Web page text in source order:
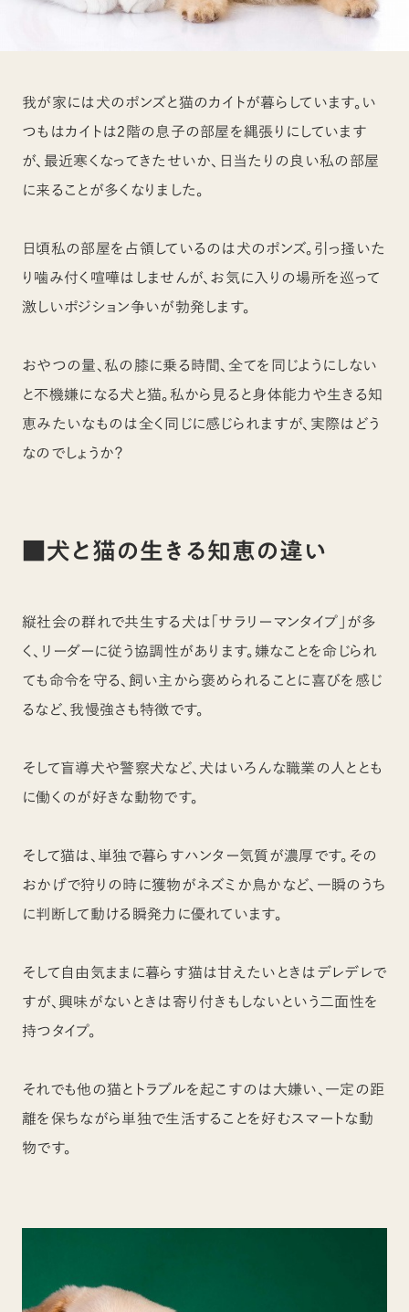
我が家には犬のポンズと猫のカイトが暮らしています。い
つもはカイトは2階の息子の部屋を縄張りにしています
が、最近寒くなってきたせいか、日当たりの良い私の部屋
に来ることが多くなりました。
日頃私の部屋を占領しているのは犬のポンズ。引っ掻いた
り噛み付く喧嘩はしませんが、お気に入りの場所を巡って
激しいポジション争いが勃発します。
おやつの量、私の膝に乗る時間、全てを同じようにしない
と不機嫌になる犬と猫。私から見ると身体能力や生きる知
恵みたいなものは全く同じに感じられますが、実際はどう
なのでしょうか？
■犬と猫の生きる知恵の違い
縦社会の群れで共生する犬は「サラリーマンタイプ」が多
く、リーダーに従う協調性があります。嫌なことを命じられ
ても命令を守る、飼い主から褒められることに喜びを感じ
るなど、我慢強さも特徴です。
そして盲導犬や警察犬など、犬はいろんな職業の人ととも
に働くのが好きな動物です。
そして猫は、単独で暮らすハンター気質が濃厚です。その
おかげで狩りの時に獲物がネズミか鳥かなど、一瞬のうち
に判断して動ける瞬発力に優れています。
そして自由気ままに暮らす猫は甘えたいときはデレデレで
すが、興味がないときは寄り付きもしないという二面性を
持つタイプ。
それでも他の猫とトラブルを起こすのは大嫌い、一定の距
離を保ちながら単独で生活することを好むスマートな動
物です。